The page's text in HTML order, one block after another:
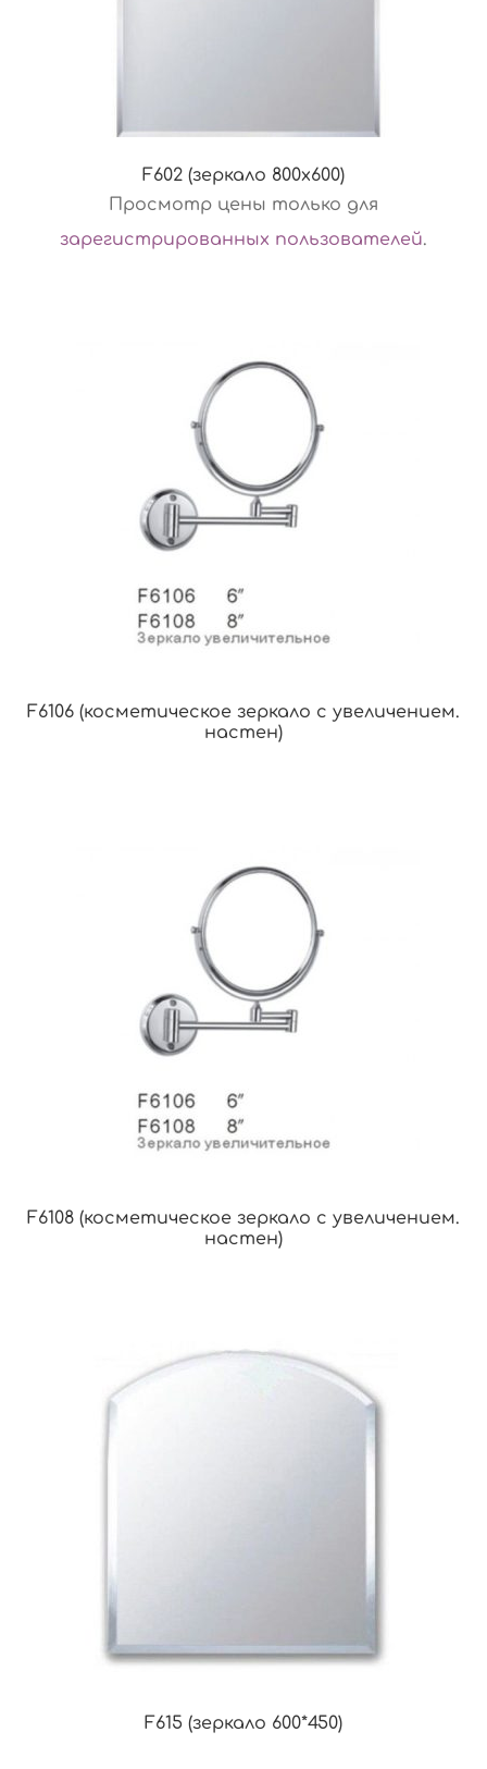
F602 (зеркало 800х600)
Просмотр цены только для
зарегистрированных пользователей.
F6106 (косметическое зеркало с увеличением.
настен)
F6108 (косметическое зеркало с увеличением.
настен)
F615 (зеркало 600*450)